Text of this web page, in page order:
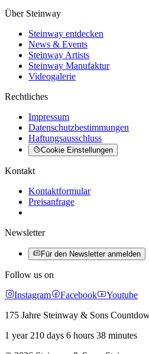
Über Steinway
Steinway entdecken
News & Events
Steinway Artists
Steinway Manufaktur
Videogalerie
Rechtliches
Impressum
Datenschutzbestimmungen
Haftungsausschluss
Cookie Einstellungen
Kontakt
Kontaktformular
Preisanfrage
Newsletter
Für den Newsletter anmelden
Follow us on
Instagram
Facebook
Youtube
175 Jahre Steinway & Sons
1 year 210 days 6 hours 38 minutes